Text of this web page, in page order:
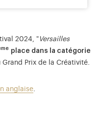
2024, " Versailles
place dans la catégorie
Grand Prix de la Créativité.
anglaise